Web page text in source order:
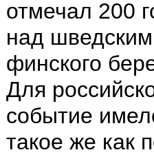
отмечал 200
над
финского
Для
событие
такое же как